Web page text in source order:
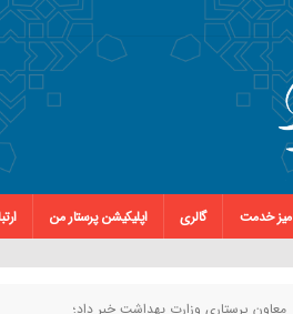
میز خدمت گالری اپلیکیشن پرستار من
معاون پرستاری وزارت بهداشت خبر داد؛